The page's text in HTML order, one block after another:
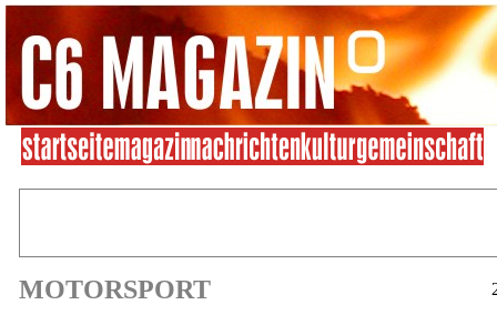
MOTORSPORT